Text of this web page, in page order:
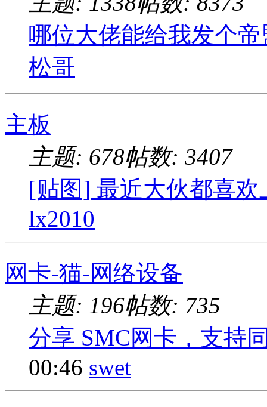
哪位大佬能给我发个
松哥
主板
主题: 678帖数: 3407
[贴图] 最近大伙都喜欢
lx2010
网卡-猫-网络设备
主题: 196帖数: 735
分享 SMC网卡，支持
00:46 swet